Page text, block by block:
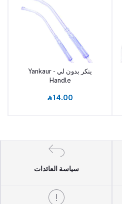
أضف إلى السلةينكر بدون لي - Yankaur
Handle
‎⃁ 14.00
سياسة العائدات